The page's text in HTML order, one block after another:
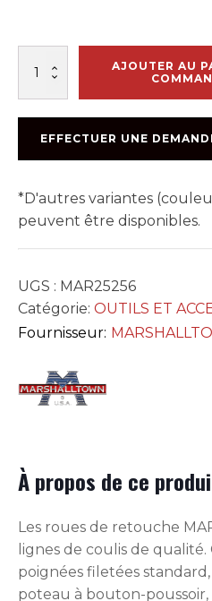
PART
3/8po
V
UP
WHEELS
AJOUTER AU
EFFECTUER UNE
*D'autres variantes
peuvent être disponibles.
UGS : MAR25256
Catégorie: OUTILS ET
Fournisseur:
À propos de ce
Les roues de retouche
lignes de coulis de
poignées filetées
poteau à bouton-